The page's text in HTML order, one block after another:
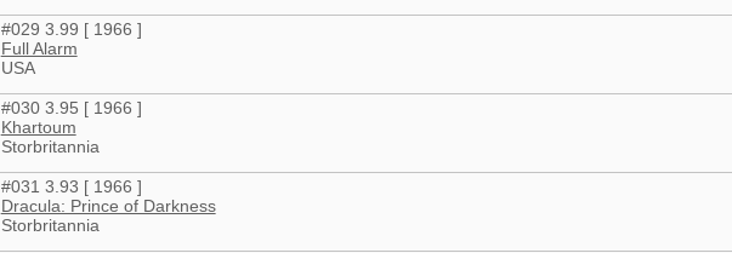
#029 3.99 [ 1966 ]
Full Alarm
USA
#030 3.95 [ 1966 ]
Khartoum
Storbritannia
#031 3.93 [ 1966 ]
Dracula: Prince of Darkness
Storbritannia